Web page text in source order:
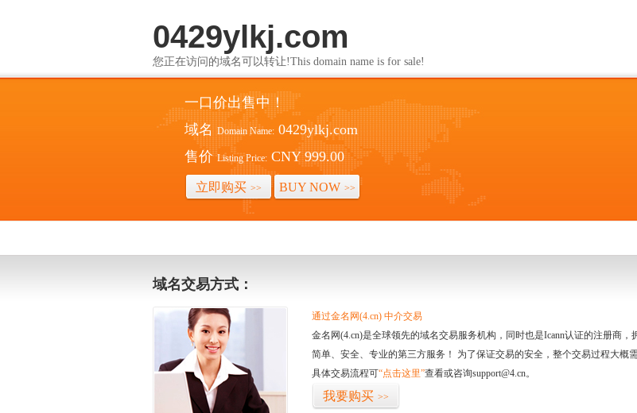
0429ylkj.com
您正在访问的域名可以转让!This domain name is for sale!
一口价出售中！
域名 Domain Name: 0429ylkj.com
售价 Listing Price: CNY 999.00
立即购买 >> BUY NOW >>
域名交易方式：
通过金名网(4.cn) 中介交易
金名网(4.cn)是全球领先的域名交易服务机构，同时也是Icann认证的注册商
简单、安全、专业的第三方服务！ 为了保证交易的安全，整个交易过程大概需
具体交易流程可“点击这里”查看或咨询support@4.cn。
我要购买 >>